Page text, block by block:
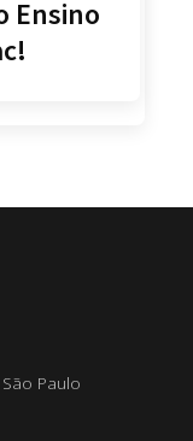
Ensino
Paulo